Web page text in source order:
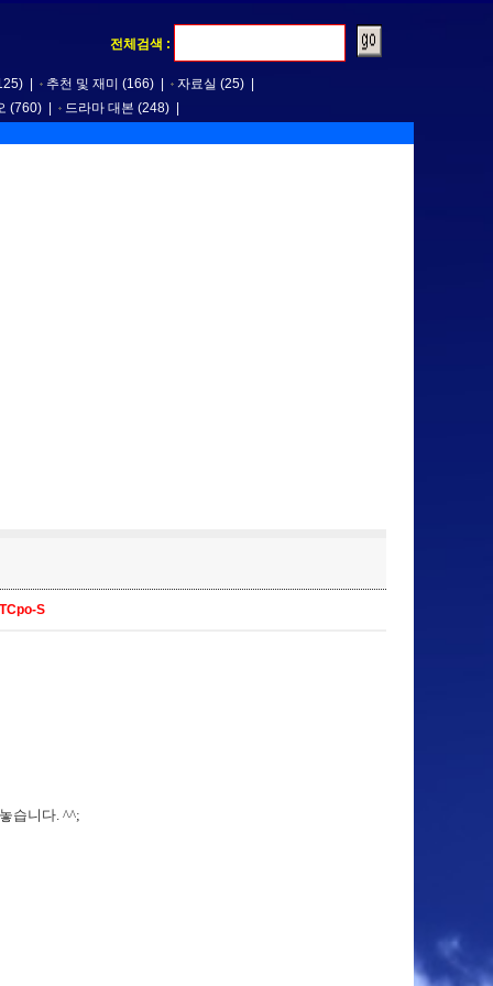
전체검색 :
추천 및 재미 (166) 자료실 (25)
(760) 드라마 대본 (248)
S
습니다. ^^;